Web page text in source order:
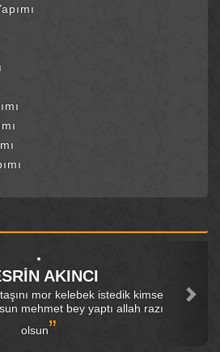
istedik kimse
yaptı allah razı